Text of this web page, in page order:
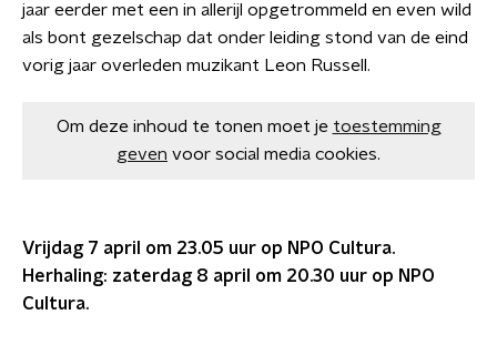
jaar eerder met een in allerijl opgetrommeld en even wild
als bont gezelschap dat onder leiding stond van de eind
vorig jaar overleden muzikant Leon Russell.
Om deze inhoud te tonen moet je toestemming
geven voor social media cookies.
Vrijdag 7 april om 23.05 uur op NPO Cultura.
Herhaling: zaterdag 8 april om 20.30 uur op NPO
Cultura.